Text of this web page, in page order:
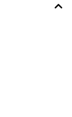
verschluss ist in
zu hören, dass
leid zu hören, dass
wurde.